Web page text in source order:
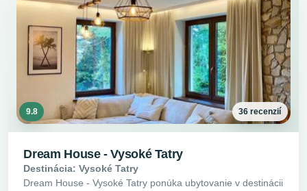
9.8 36 recenzií
Dream House - Vysoké Tatry
Destinácia: Vysoké Tatry
Dream House - Vysoké Tatry ponúka ubytovanie v destinácii